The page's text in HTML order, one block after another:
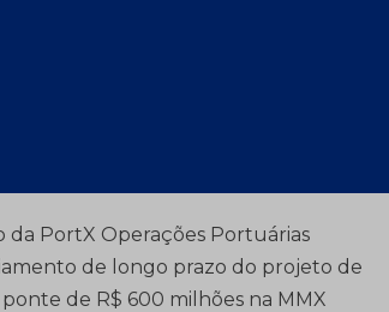
bacias de evolução e atracação.
da Usiminas e desenvolverá a mina
Serra Azul, podendo produzir
de 86,5 % para a MMX e 13,5 %
da PortX Operações Portuárias
de longo prazo do projeto de
de R$ 600 milhões na MMX